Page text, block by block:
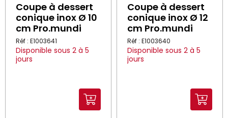
Coupe à dessert
conique inox Ø 10
cm Pro.mundi
Réf : E1003641
Disponible sous 2 à 5
jours
Coupe à dessert
conique inox Ø 12
cm Pro.mundi
Réf : E1003640
Disponible sous 2 à 5
jours